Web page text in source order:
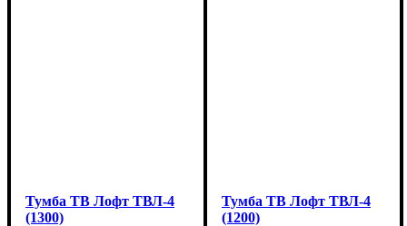
Тумба ТВ Лофт ТВЛ-4
(1300)
Тумба ТВ Лофт ТВЛ-4
(1200)